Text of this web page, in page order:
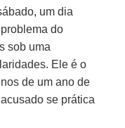
um dia
do
sob uma
Ele é o
de um ano de
se prática